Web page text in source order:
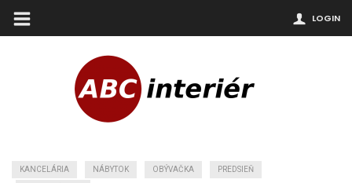
LOGIN
KANCELÁRIA NÁBYTOK OBÝVAČKA PREDSIEŇ